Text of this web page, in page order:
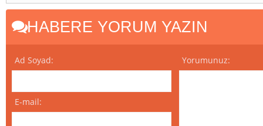
HABERE YORUM YAZIN
Ad Soyad:
E-mail:
Yorumunuz: